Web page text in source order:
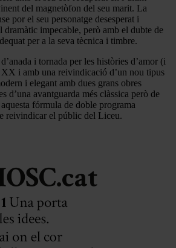
del magnetòfon del seu marit. La
por el seu personatge desesperat i
dramàtic impecable, però amb el dubte de
per a la seva tècnica i timbre.
i tornada per les històries d’amor (i
XX i amb una reivindicació d’un nou tipus
i elegant amb dues grans obres
d’una avantguarda més clàssica però de
fórmula de doble programa
reivindicar el públic del Liceu.